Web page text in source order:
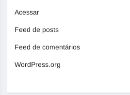
Acessar
Feed de posts
Feed de comentários
WordPress.org